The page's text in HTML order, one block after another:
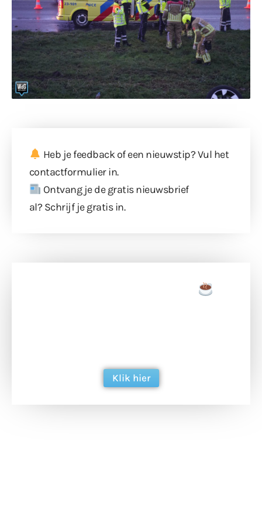
Heb je feedback of een nieuwstip? Vul het
contactformulierin.
Ontvang je de gratis nieuwsbrief
al? Schrijf je gratis in.
Klik hier